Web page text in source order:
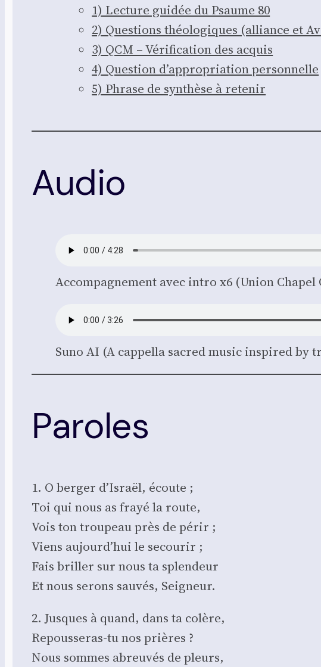
1) Lec­ture gui­dée du Psaume 80
2) Ques­tions théo­lo­giques (alliance et
3) QCM – Véri­fi­ca­tion des acquis
4) Ques­tion d’ap­pro­pria­tion per­son­nelle
5) Phrase de syn­thèse à rete­nir
Audio
Accom­pa­gne­ment avec intro x6 (Union Cha­pel
Suno AI (A cap­pel­la sacred music ins­pi­red
Paroles
1. O ber­ger d’Israël, écoute ;
Toi qui nous as frayé la route,
Vois ton trou­peau près de périr ;
Viens aujourd’hui le secou­rir ;
Fais briller sur nous ta splen­deur
Et nous serons sau­vés, Sei­gneur.
2. Jusques à quand, dans ta colère,
Repous­se­ras-tu nos prières ?
Nous sommes abreu­vés de pleurs,